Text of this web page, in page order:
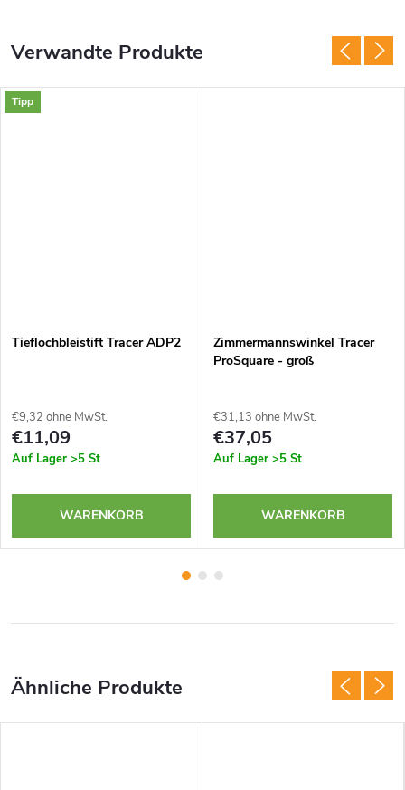
Verwandte Produkte
Tipp
Tieflochbleistift Tracer ADP2
€9,32 ohne MwSt.
€11,09
Auf Lager >5 St
WARENKORB
Zimmermannswinkel Tracer
ProSquare - groß
€31,13 ohne MwSt.
€37,05
Auf Lager >5 St
WARENKORB